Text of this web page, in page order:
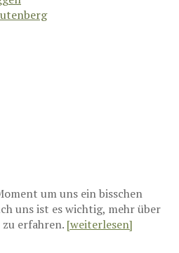
um uns ein bisschen
uns ist es wichtig, mehr über
zu erfahren. [weiterlesen]